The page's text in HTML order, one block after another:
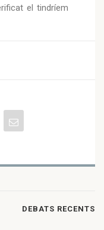
el tindríem
DEBATS RECENTS